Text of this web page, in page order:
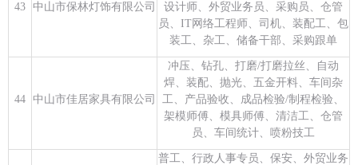
43 中山市保林灯饰有限公司
设计师、外贸业务员、采购员、仓管
员、IT网络工程师、司机、装配工、包
装工、杂工、储备干部、采购跟单
44 中山市佳居家具有限公司
冲压、钻孔、打磨/打磨拉丝、自动
焊、装配、抛光、五金开料、车间杂
工、产品验收、成品检验/制程检验、
架模师傅、模具师傅、清洁工、仓管
员、车间统计、喷粉技工
普工、行政人事专员、保安、外贸业务